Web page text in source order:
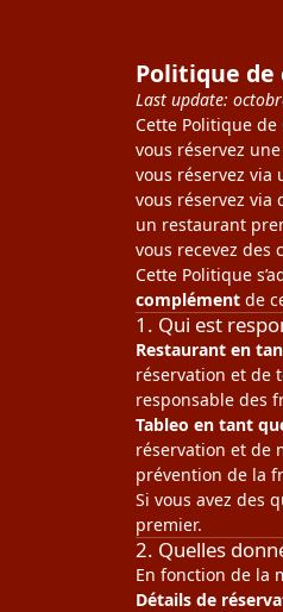
Politique
Last update:
Cette Politique
vous réservez
vous réservez
vous réservez via
un restaurant
vous recevez des
Cette Politique
complément de
1. Qui est
Restaurant en
réservation et de
responsable des
Tableo en tant
réservation et de
prévention de la
Si vous avez des
premier.
2. Quelles
En fonction de la
Détails de